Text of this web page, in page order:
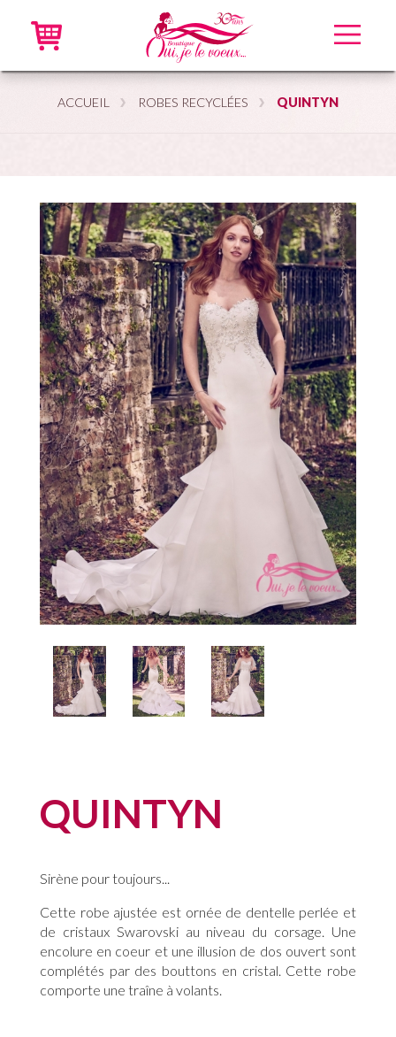
Accessoires
En ligne
VIP
À propos
Conseils
Blogue
Carrière
Prendre rendez-vous
Favoris
Mon panier
ACCUEIL ROBES RECYCLÉES QUINTYN
QUINTYN
Sirène pour toujours...
Cette robe ajustée est ornée de dentelle perlée et
de cristaux Swarovski au niveau du corsage. Une
encolure en coeur et une illusion de dos ouvert sont
complétés par des bouttons en cristal. Cette robe
comporte une traîne à volants.